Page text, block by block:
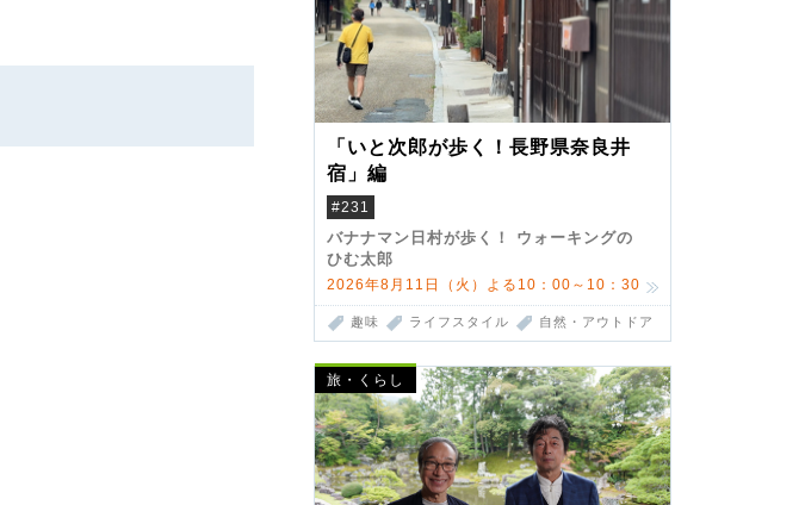
「いと次郎が歩く！長野県奈良井
宿」編
#231
バナナマン日村が歩く！ ウォーキングの
ひむ太郎
2026年8月11日（火）よる10：00～10：30
趣味 ライフスタイル 自然・アウトドア
旅・くらし